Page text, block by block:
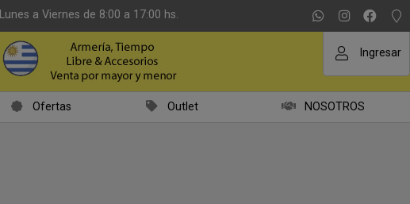
Lunes a Viernes de 8:00 a 17:00 hs.
Ingresar
Ofertas Outlet NOSOTROS